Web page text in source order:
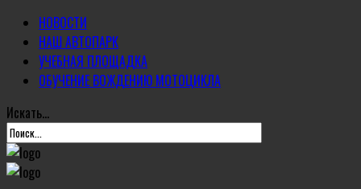
НОВОСТИ
НАШ АВТОПАРК
УЧЕБНАЯ ПЛОЩАДКА
ОБУЧЕНИЕ ВОЖДЕНИЮ МОТОЦИКЛА
Искать...